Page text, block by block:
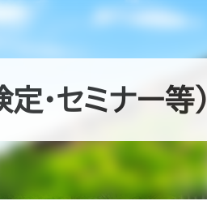
・セミナー等）